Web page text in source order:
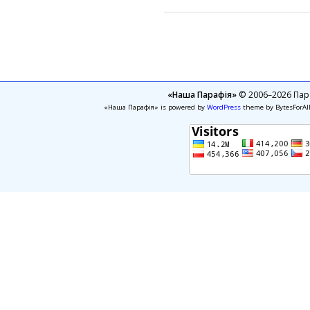
«Наша Парафія»© 2006–2026
«Наша Парафія» is powered by WordPresstheme by